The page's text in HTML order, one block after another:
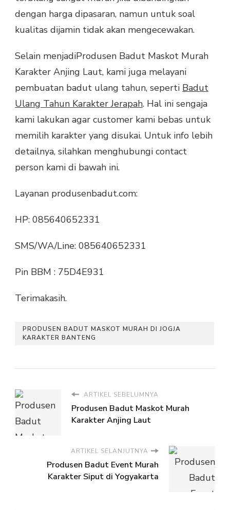
dengan harga dipasaran, namun untuk soal
kualitas dijamin tidak akan mengecewakan.
Selain menjadiProdusen Badut Maskot Murah
Karakter Anjing Laut, kami juga melayani
pembuatan badut ulang tahun, seperti Badut
Ulang Tahun Karakter Jerapah. Hal ini sengaja
kami lakukan agar customer kami bebas untuk
memilih karakter yang disukai. Untuk info lebih
detailnya, silahkan menghubungi contact
person kami di bawah ini.
Layanan produsenbadut.com:
HP: 085640652331
SMS/WA/Line: 085640652331
Pin BBM : 75D4E931
Terimakasih.
PRODUSEN BADUT MASKOT MURAH DI JOGJA
KARAKTER BANTENG
ARTIKEL SEBELUMNYA
Produsen Badut Maskot Murah
Karakter Anjing Laut
ARTIKEL SELANJUTNYA
Produsen Badut Event Murah
Karakter Siput di Yogyakarta